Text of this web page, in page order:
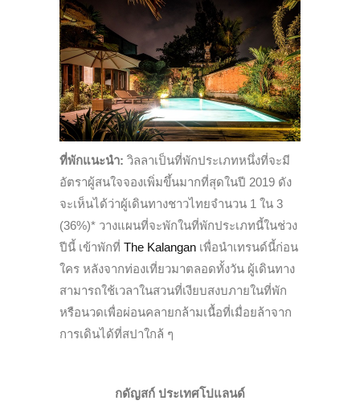
ที่พักแนะนำ: วิลลาเป็นที่พักประเภทหนึ่งที่จะมี
อัตราผู้สนใจจองเพิ่มขึ้นมากที่สุดในปี 2019 ดัง
จะเห็นได้ว่าผู้เดินทางชาวไทยจำนวน 1 ใน 3
(36%)* วางแผนที่จะพักในที่พักประเภทนี้ในช่วง
ปีนี้ เข้าพักที่ The Kalangan เพื่อนำเทรนด์นี้ก่อน
ใคร หลังจากท่องเที่ยวมาตลอดทั้งวัน ผู้เดินทาง
สามารถใช้เวลาในสวนที่เงียบสงบภายในที่พัก
หรือนวดเพื่อผ่อนคลายกล้ามเนื้อที่เมื่อยล้าจาก
การเดินได้ที่สปาใกล้ ๆ
กดัญสก์ ประเทศโปแลนด์